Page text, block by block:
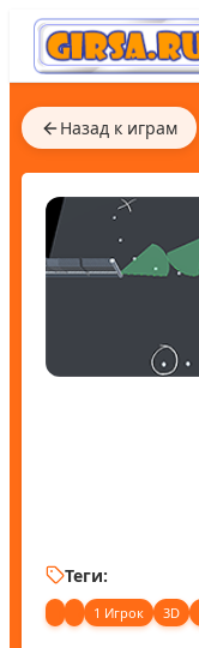
Назад к играм
Теги:
1 Игрок 3D